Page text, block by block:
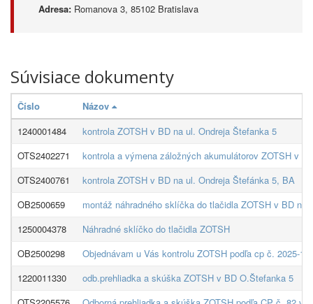
Adresa: Romanova 3, 85102 Bratislava
Súvisiace dokumenty
Číslo
Názov
1240001484
kontrola ZOTSH v BD na ul. Ondreja Štefanka 5
OTS2402271
kontrola a výmena záložných akumulátorov ZOTSH v
OTS2400761
kontrola ZOTSH v BD na ul. Ondreja Štefánka 5, BA
OB2500659
montáž náhradného sklíčka do tlačidla ZOTSH v BD na
1250004378
Náhradné sklíčko do tlačidla ZOTSH
OB2500298
Objednávam u Vás kontrolu ZOTSH podľa cp č. 2025-
1220011330
odb.prehliadka a skúška ZOTSH v BD O.Štefanka 5